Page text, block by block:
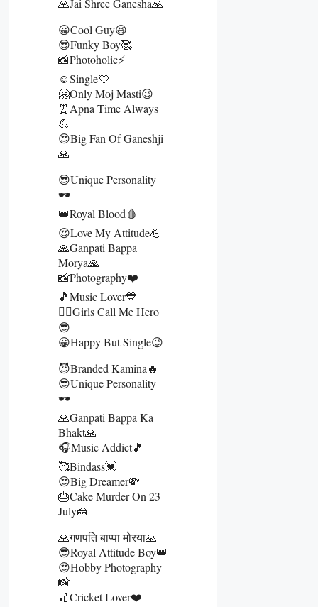
🙏Jai Shree Ganesha🙏
😀Cool Guy😆
😎Funky Boy🥰
📸Photoholic⚡
☺️Single💘
🤗Only Moj Masti😉
⏰Apna Time Always
💪
😍Big Fan Of Ganeshji
🙏
😎Unique Personality
🕶️
👑Royal Blood🩸
😍Love My Attitude💪
🙏Ganpati Bappa
Morya🙏
📸Photography❤️
🎵Music Lover💙
👰‍♀️Girls Call Me Hero
😎
😀Happy But Single😉
😈Branded Kamina🔥
😎Unique Personality
🕶️
🙏Ganpati Bappa Ka
Bhakt🙏
🎧Music Addict🎵
🥰Bindass💓
😍Big Dreamer💸
🎂Cake Murder On 23
July🍰
🙏गणपति बाप्पा मोरया🙏
😎Royal Attitude Boy👑
😍Hobby Photography
📸
🏏Cricket Lover❤️